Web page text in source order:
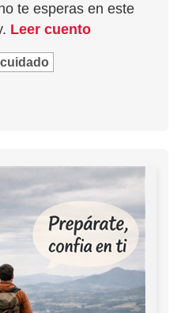
te esperas en este
Leer cuento